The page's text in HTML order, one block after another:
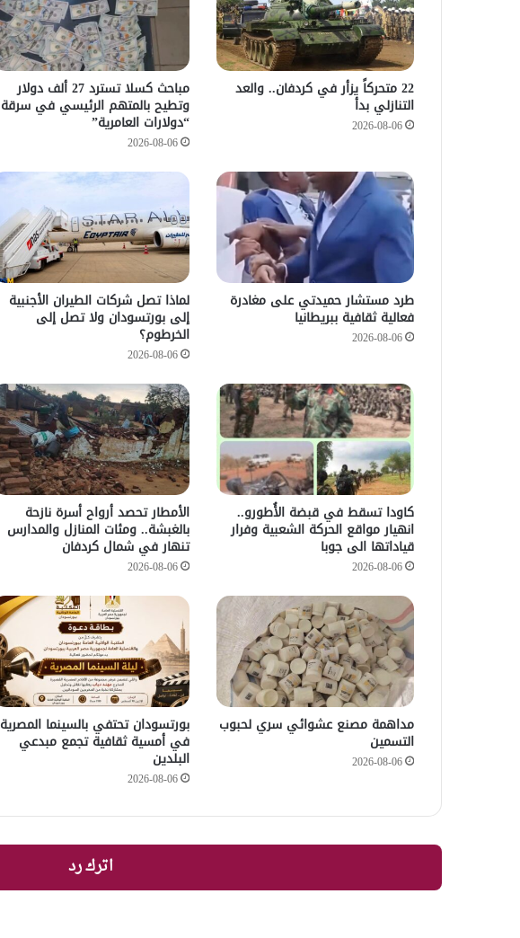
22 متحركاً يزأر في كردفان.. والعد
التنازلي بدأ
2026-08-06
مباحث كسلا تسترد 27 ألف دولار
وتطيح بالمتهم الرئيسي في سرقة
“دولارات العامرية”
2026-08-06
طرد مستشار حميدتي على مغادرة
فعالية ثقافية ببريطانيا
2026-08-06
لماذا تصل شركات الطيران الأجنبية
إلى بورتسودان ولا تصل إلى
الخرطوم؟
2026-08-06
كاودا تسقط في قبضة الأُطورو..
انهيار مواقع الحركة الشعبية وفرار
قياداتها الى جوبا
2026-08-06
الأمطار تحصد أرواح أسرة نازحة
بالغبشة.. ومئات المنازل والمدارس
تنهار في شمال كردفان
2026-08-06
مداهمة مصنع عشوائي سري لحبوب
التسمين
2026-08-06
بورتسودان تحتفي بالسينما المصرية
في أمسية ثقافية تجمع مبدعي
البلدين
2026-08-06
اترك رد